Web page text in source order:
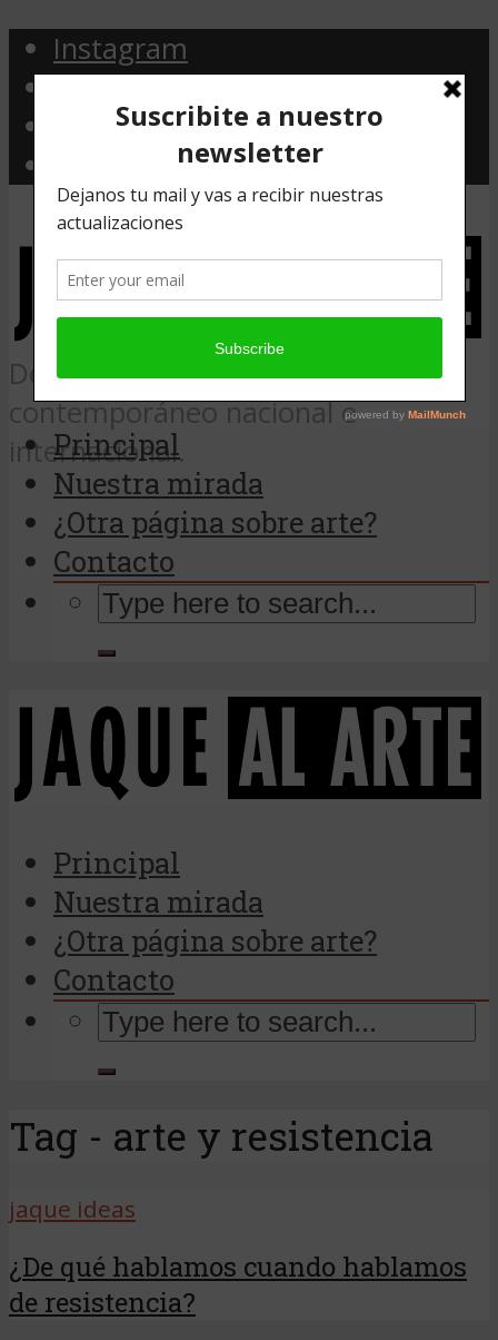
Instagram
Facebook
Twitter
Desde Argentina, noticias de arte
contemporáneo nacional e
internacional.
Principal
Nuestra mirada
¿Otra página sobre arte?
Contacto
Principal
Nuestra mirada
¿Otra página sobre arte?
Contacto
Tag - arte y resistencia
jaque ideas
¿De qué hablamos cuando hablamos
de resistencia?